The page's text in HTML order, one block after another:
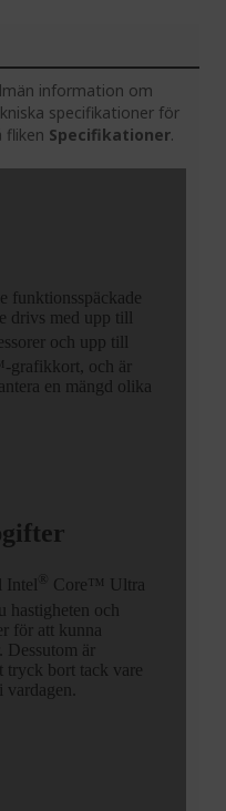
information om
specifikationer för
fliken Specifikationer.